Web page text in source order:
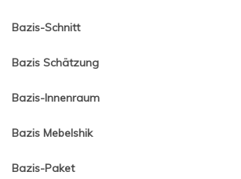
Bazis-Schnitt
Bazis Schätzung
Bazis-Innenraum
Bazis Mebelshik
Bazis-Paket